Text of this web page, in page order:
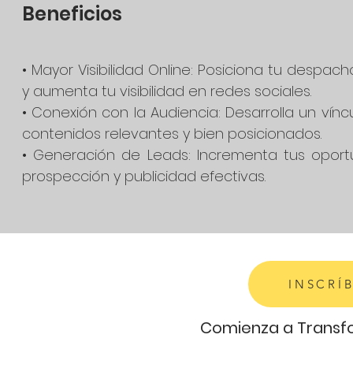
Beneficios
• Mayor Visibilidad Online: Posiciona tu
y aumenta tu visibilidad en redes sociales.
• Conexión con la Audiencia: Desarrolla un
contenidos relevantes y bien posicionados.
• Generación de Leads: Incrementa tus
prospección y publicidad efectivas.
Comienza a